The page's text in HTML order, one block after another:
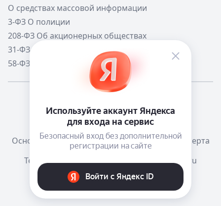
О средствах массовой информации
3-ФЗ О полиции
208-ФЗ Об акционерных обществах
31-ФЗ О мобилизации в РФ
58-ФЗ О системе государственной службы РФ
Телеграм канал о сервисе
Основания размещения информации
Оферта
Тема:
Как в системе mail@e-ecolog.ru
Е-Досье, 2015-2026